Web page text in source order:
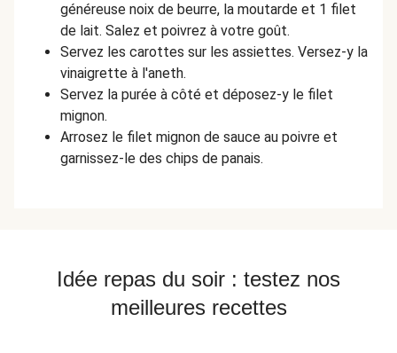
généreuse noix de beurre, la moutarde et 1 filet
de lait. Salez et poivrez à votre goût.
Servez les carottes sur les assiettes. Versez-y la
vinaigrette à l'aneth.
Servez la purée à côté et déposez-y le filet
mignon.
Arrosez le filet mignon de sauce au poivre et
garnissez-le des chips de panais.
Idée repas du soir : testez nos
meilleures recettes